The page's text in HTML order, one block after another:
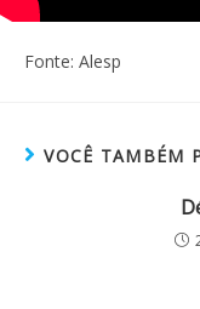
Fonte: Alesp
VOCÊ TAMBÉM